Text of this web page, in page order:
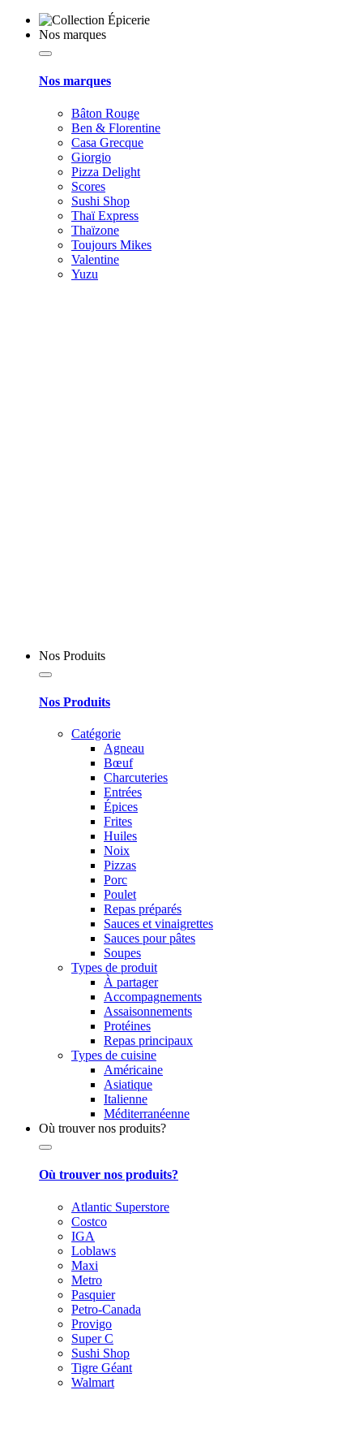
Nos marques
Nos marques
Bâton Rouge
Ben & Florentine
Casa Grecque
Giorgio
Pizza Delight
Scores
Sushi Shop
Thaï Express
Thaïzone
Toujours Mikes
Valentine
Yuzu
Nos Produits
Nos Produits
Catégorie
Agneau
Bœuf
Charcuteries
Entrées
Épices
Frites
Huiles
Noix
Pizzas
Porc
Poulet
Repas préparés
Sauces et vinaigrettes
Sauces pour pâtes
Soupes
Types de produit
À partager
Accompagnements
Assaisonnements
Protéines
Repas principaux
Types de cuisine
Américaine
Asiatique
Italienne
Méditerranéenne
Où trouver nos produits?
Où trouver nos produits?
Atlantic Superstore
Costco
IGA
Loblaws
Maxi
Metro
Pasquier
Petro-Canada
Provigo
Super C
Sushi Shop
Tigre Géant
Walmart